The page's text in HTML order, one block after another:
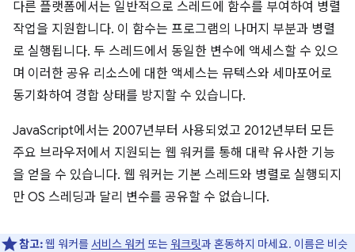
다른 플랫폼에서는 일반적으로 스레드에 함수를 부여하여 병렬
작업을 지원합니다. 이 함수는 프로그램의 나머지 부분과 병렬
로 실행됩니다. 두 스레드에서 동일한 변수에 액세스할 수 있으
며 이러한 공유 리소스에 대한 액세스는 뮤텍스와 세마포어로
동기화하여 경합 상태를 방지할 수 있습니다.
JavaScript에서는 2007년부터 사용되었고 2012년부터 모든
주요 브라우저에서 지원되는 웹 워커를 통해 대략 유사한 기능
을 얻을 수 있습니다. 웹 워커는 기본 스레드와 병렬로 실행되지
만 OS 스레딩과 달리 변수를 공유할 수 없습니다.
참고:웹 워커를 서비스 워커 또는 워크릿과 혼동하지 마세요. 이름은 비슷